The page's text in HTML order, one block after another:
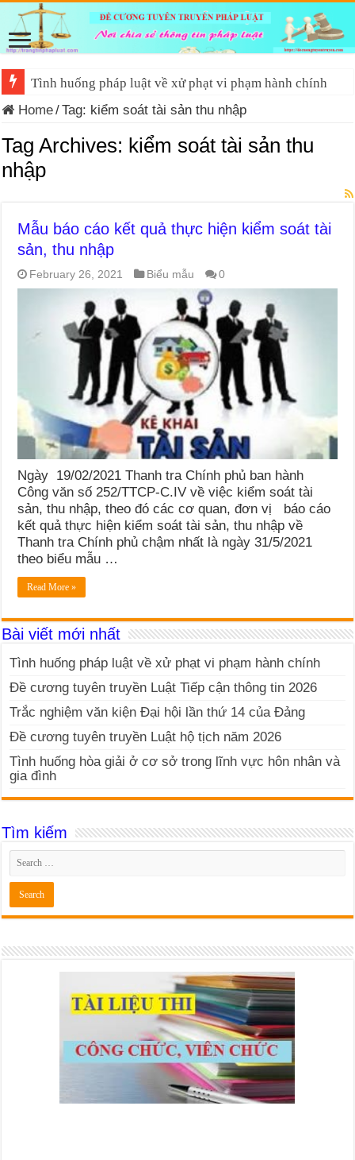
Tình huống pháp luật về xử phạt vi phạm hành chính
Home/Tag: kiểm soát tài sản thu nhập
Tag Archives: kiểm soát tài sản thu
nhập
Mẫu báo cáo kết quả thực hiện kiểm soát tài
sản, thu nhập
February 26, 2021 Biểu mẫu 0
Ngày 19/02/2021 Thanh tra Chính phủ ban hành
Công văn số 252/TTCP-C.IV về việc kiểm soát tài
sản, thu nhập, theo đó các cơ quan, đơn vị báo cáo
kết quả thực hiện kiểm soát tài sản, thu nhập về
Thanh tra Chính phủ chậm nhất là ngày 31/5/2021
theo biểu mẫu …
Read More »
Bài viết mới nhất
Tình huống pháp luật về xử phạt vi phạm hành chính
Đề cương tuyên truyền Luật Tiếp cận thông tin 2026
Trắc nghiệm văn kiện Đại hội lần thứ 14 của Đảng
Đề cương tuyên truyền Luật hộ tịch năm 2026
Tình huống hòa giải ở cơ sở trong lĩnh vực hôn nhân và
gia đình
Tìm kiếm